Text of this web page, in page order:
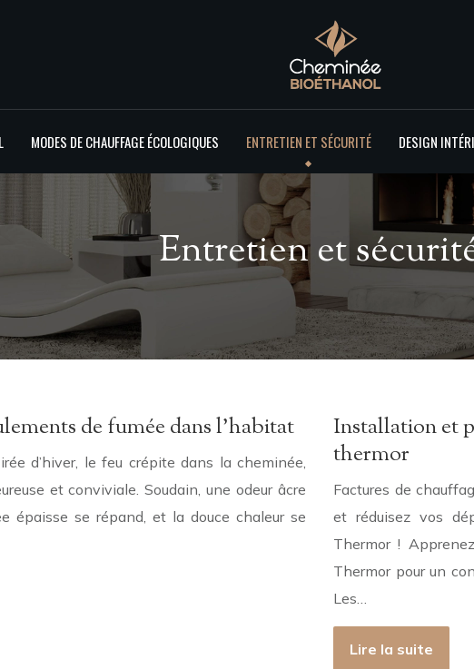
MODES DE CHAUFFAGE ÉCOLOGIQUES ENTRETIEN ET SÉCURITÉ DESIGN
Entretien et
de fumée dans l’habitat
d’hiver, le feu crépite dans la cheminée,
et conviviale. Soudain, une odeur âcre
épaisse se répand, et la douce chaleur se
Installation et
thermor
Factures de
et réduisez vos
Thermor !
Thermor pour un
Les…
Lire la suite